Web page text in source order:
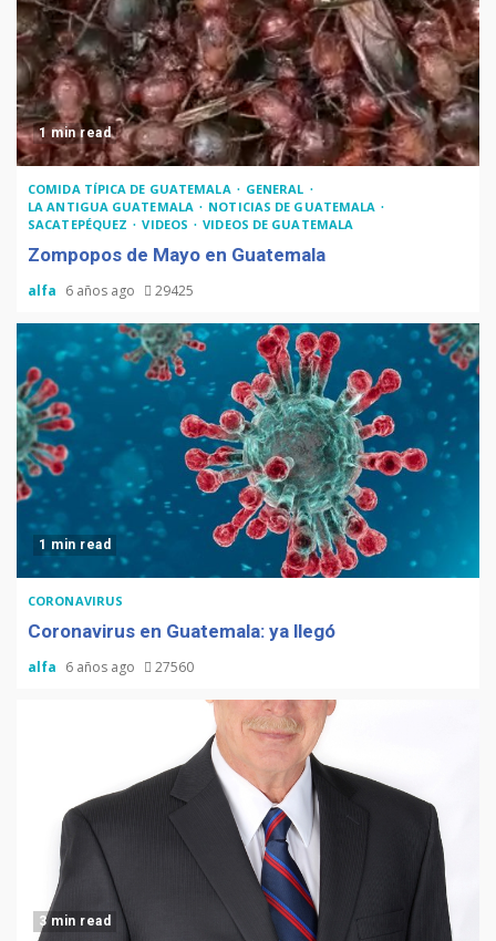
1 min read
COMIDA TÍPICA DE GUATEMALA
GENERAL
LA ANTIGUA GUATEMALA
NOTICIAS DE GUATEMALA
SACATEPÉQUEZ
VIDEOS VIDEOS DE GUATEMALA
Zompopos de Mayo en Guatemala
alfa 6 años ago 29425
1 min read
CORONAVIRUS
Coronavirus en Guatemala: ya llegó
alfa 6 años ago 27560
3 min read